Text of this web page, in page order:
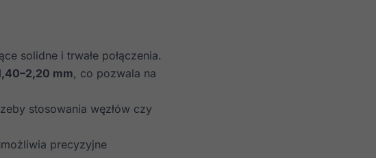
solidne i trwałe połączenia.
mm, co pozwala na
stosowania węzłów czy
precyzyjne